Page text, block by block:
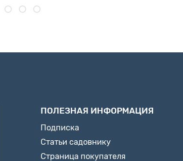
ПОЛЕЗНАЯ ИНФОРМАЦИЯ
Подписка
Статьи садовнику
Страница покупателя